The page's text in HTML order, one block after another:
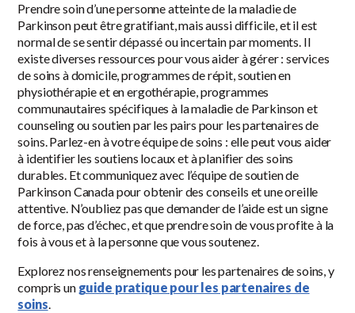
Prendre soin d’une personne atteinte de la maladie de
Parkinson peut être gratifiant, mais aussi difficile, et il est
normal de se sentir dépassé ou incertain par moments. Il
existe diverses ressources pour vous aider à gérer : services
de soins à domicile, programmes de répit, soutien en
physiothérapie et en ergothérapie, programmes
communautaires spécifiques à la maladie de Parkinson et
counseling ou soutien par les pairs pour les partenaires de
soins. Parlez-en à votre équipe de soins : elle peut vous aider
à identifier les soutiens locaux et à planifier des soins
durables. Et communiquez avec l’équipe de soutien de
Parkinson Canadapour obtenir des conseils et une oreille
attentive. N’oubliez pas que demander de l’aide est un signe
de force, pas d’échec, et que prendre soin de vous profite à la
fois à vous et à la personne que vous soutenez.
Explorez nos renseignements pour les partenaires de soins, y
compris un guide pratique pour les partenaires de
soins.